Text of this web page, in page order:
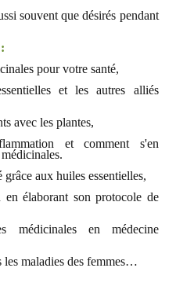
souvent que désirés pendant
:
pour votre santé,
et les autres alliés
avec les plantes,
et comment s'en
aux huiles essentielles,
en élaborant son protocole de
médicinales en médecine
les maladies des femmes…